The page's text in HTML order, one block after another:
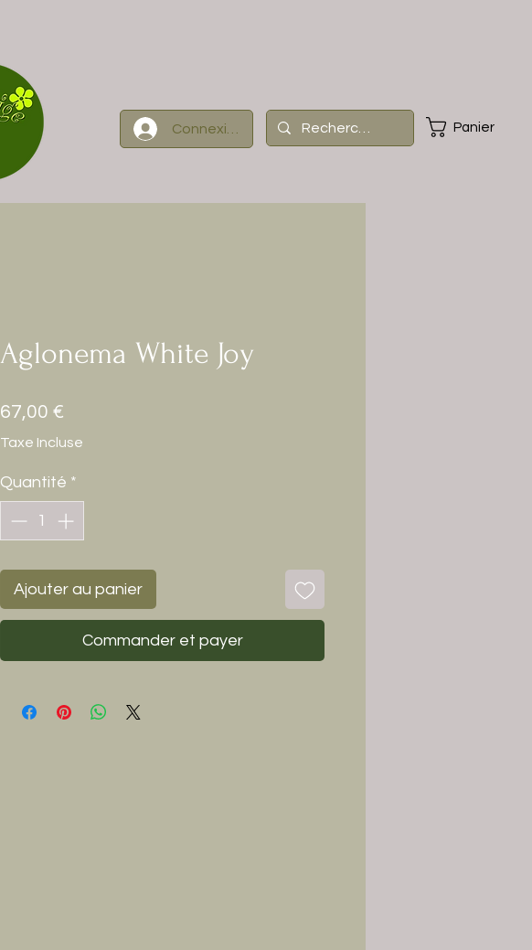
Connexion Panier
Aglonema White Joy
67,00 €
Taxe Incluse
Quantité *
Ajouter au panier
Commander et payer